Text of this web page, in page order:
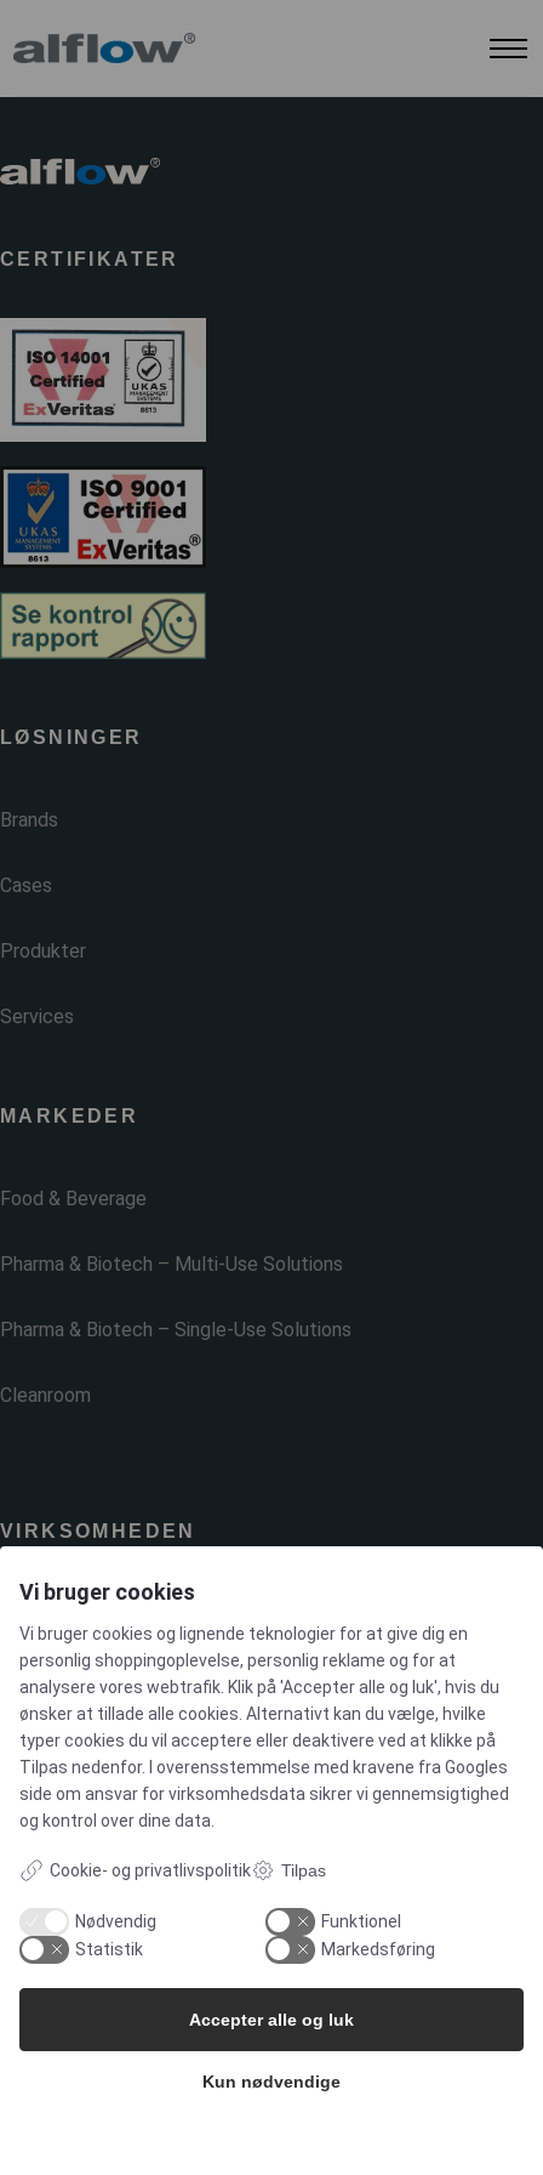
CERTIFIKATER
LØSNINGER
Brands
Cases
Produkter
Services
MARKEDER
Food & Beverage
Pharma & Biotech – Multi-Use Solutions
Pharma & Biotech – Single-Use Solutions
Cleanroom
VIRKSOMHEDEN
Nyhedsbrev
Presse
Whisteblower Portal
Vi bruger cookies
Vi bruger cookies og lignende teknologier for at give dig en
personlig shoppingoplevelse, personlig reklame og for at
analysere vores webtrafik. Klik på 'Accepter alle og luk', hvis du
ønsker at tillade alle cookies. Alternativt kan du vælge, hvilke
typer cookies du vil acceptere eller deaktivere ved at klikke på
Tilpas nedenfor. I overensstemmelse med kravene fra Googles
side om ansvar for virksomhedsdata sikrer vi gennemsigtighed
og kontrol over dine data.
Cookie- og privatlivspolitik Tilpas
Nødvendig
Funktionel
Statistik
Markedsføring
Kun nødvendige
Accepter alle og luk